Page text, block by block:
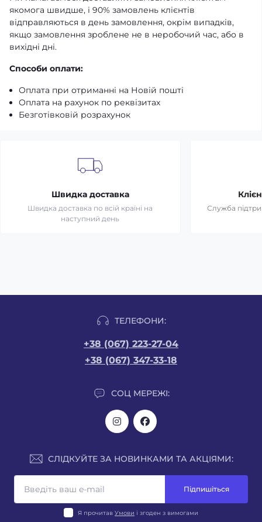
якомога швидше, і 90% замовлень клієнтів
відправляються в день замовлення, окрім випадків,
якщо замовлення зроблене не в неробочий час, або в
вихідні дні.
Способи оплати:
Оплата при отриманні на Новій пошті
Оплата на рахунок по реквізитах
Безготівковій розрахунок
Швидка доставка
Швидка доставка по всій країні на
наступний день
Служба
ТЕЛЕФОНИ:
+38 (067) 223-27-04
+38 (067) 347-33-18
СОЦ МЕРЕЖІ:
СЛІДКУЙТЕ ЗА НОВИНКАМИ ТА АКЦІЯМИ:
Підпишіться
Я прочитав Умови і згоден з вимогами